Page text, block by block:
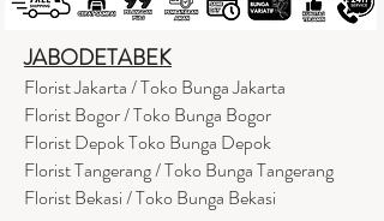
JABODETABEK
Florist Jakarta / Toko Bunga Jakarta
Florist Bogor / Toko Bunga Bogor
Florist Depok Toko Bunga Depok
Florist Tangerang / Toko Bunga Tangerang
Florist Bekasi / Toko Bunga Bekasi